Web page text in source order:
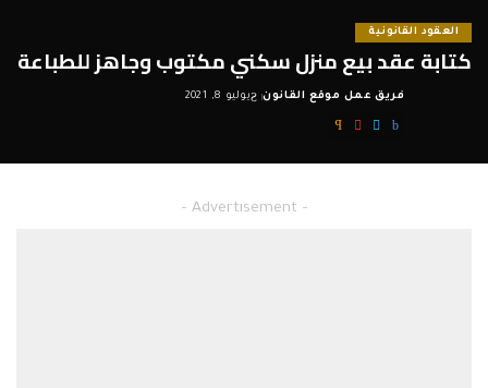
العقود القانونية
كتابة عقد بيع منزل سكني مكتوب وجاهز للطباعة
Posted
by
فريق عمل موقع القانون يوليو 8, 2021
– Advertisement –